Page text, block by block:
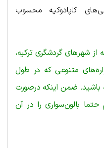
کاپادوکیه محسوب
شهرهای گردشگری ترکیه،
متنوعی که در طول
باشید. ضمن اینکه درصورت
حتما بالون‌سواری را در آن